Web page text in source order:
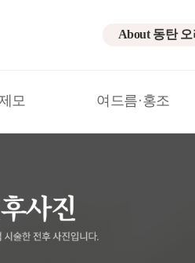
About 동탄
모 여드름·홍조